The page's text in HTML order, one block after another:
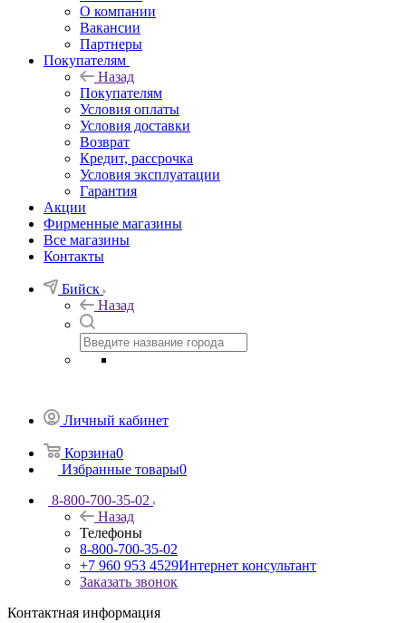
О компании
Вакансии
Партнеры
Покупателям
Назад
Покупателям
Условия оплаты
Условия доставки
Возврат
Кредит, рассрочка
Условия эксплуатации
Гарантия
Акции
Фирменные магазины
Все магазины
Контакты
Бийск
Назад
Личный кабинет
Корзина0
Избранные товары0
8-800-700-35-02
Назад
Телефоны
8-800-700-35-02
+7 960 953 4529Интернет консультант
Заказать звонок
Контактная информация